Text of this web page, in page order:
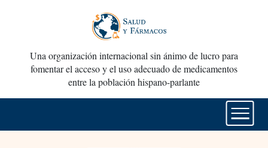
Una organización internacional sin ánimo de lucro para
fomentar el acceso y el uso adecuado de medicamentos
entre la población hispano-parlante